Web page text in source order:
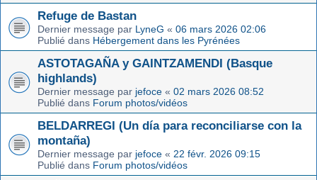
Refuge de Bastan
Dernier message par LyneG « 06 mars 2026 02:06
Publié dans Hébergement dans les Pyrénées
ASTOTAGAÑA y GAINTZAMENDI (Basque
highlands)
Dernier message par jefoce « 02 mars 2026 08:52
Publié dans Forum photos/vidéos
BELDARREGI (Un día para reconciliarse con la
montaña)
Dernier message par jefoce « 22 févr. 2026 09:15
Publié dans Forum photos/vidéos